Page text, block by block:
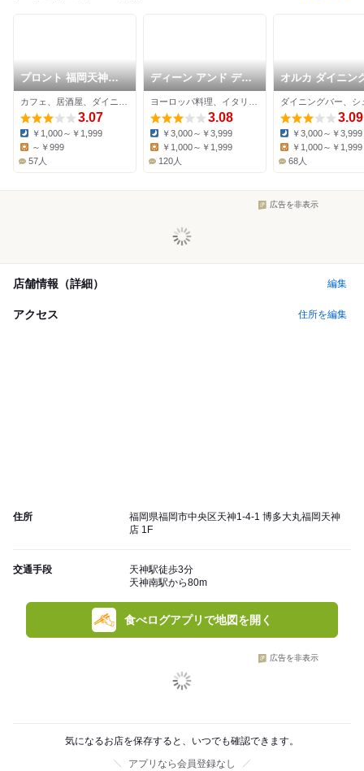
プロント 福岡天神木
村家ビル店
3.07
Dinner:
￥1,000～￥1,999
Lunch:
～￥999
57人
ディーン アンド デル
ーカ マーケットテー
ブル
3.08
Dinner:
￥3,000～￥3,999
￥1,000～￥1,999
120人
オルカ ダイニン
バー
3.09
Dinner:
￥3,000～￥3,999
Lunch:
￥1,000～￥1,999
68人
広告を非表示
店舗情報（詳細） 編集
アクセス 住所を編集
住所
福岡県福岡市中央区天神1-4-1 博多大丸福岡天神
店 1F
交通手段
天神駅徒歩3分
天神南駅から80m
食べログアプリで地図を開く
広告を非表示
気になるお店を保存すると、いつでも確認できます。
アプリなら会員登録なし